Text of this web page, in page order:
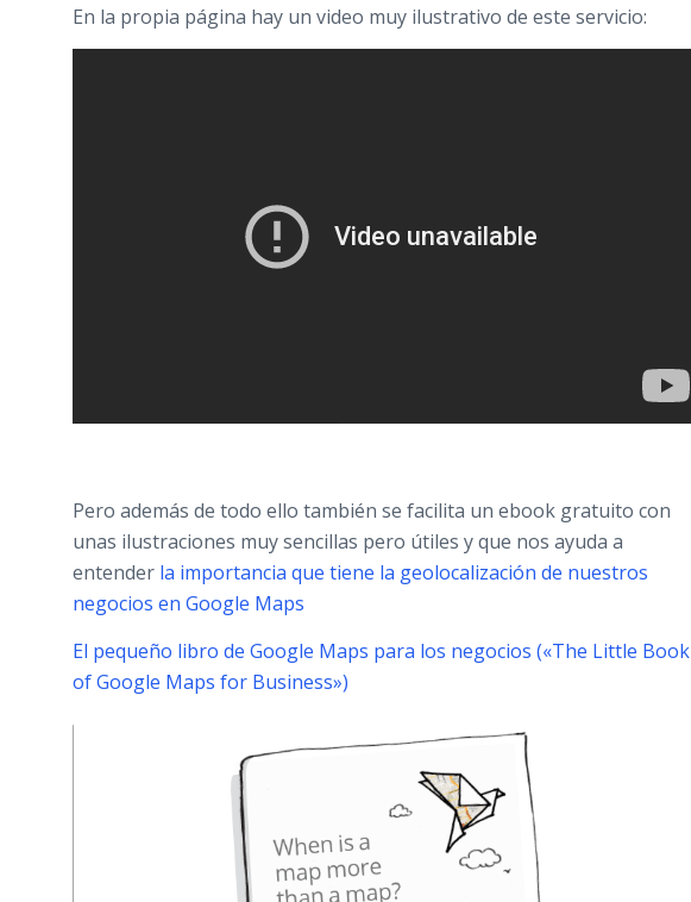
En la propia página hay un video muy ilustrativo de este servicio:
Pero además de todo ello también se facilita un ebook gratuito con
unas ilustraciones muy sencillas pero útiles y que nos ayuda a
entender la importancia que tiene la geolocalización de nuestros
negocios en Google Maps
El pequeño libro de Google Maps para los negocios («The Little Book
of Google Maps for Business»)